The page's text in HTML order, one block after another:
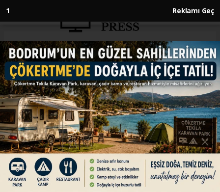
Anasayfa EKONOMİ
THY'nin Şam seferleri başlıyor
EKONOMİ
16.01.2025 - 10:29, Güncelleme: 16.01.2025 - 10:29
Türk Hava Yolları (THY), 23 Ocak'ta Şam
seferlerine başlayacağını duyurdu.
ABONE OL